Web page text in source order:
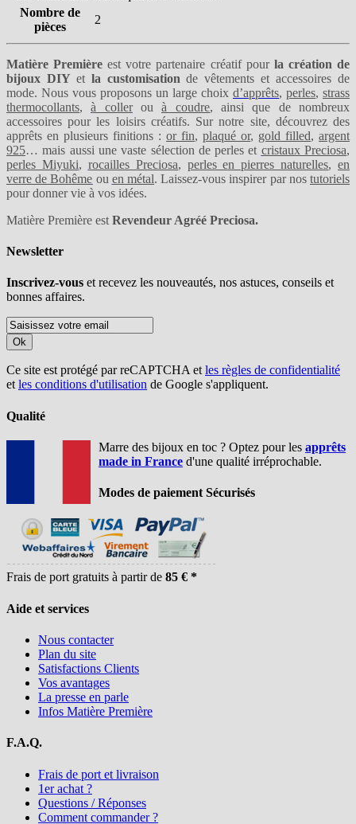
Nombre de
pièces
2
Matière Première est votre partenaire créatif pourla création de
bijoux DIY etla customisation de vêtements et accessoires de
mode. Nous vous proposons un large choix d’apprêts, perles, strass
thermocollants,à collerouà coudre, ainsi que de nombreux
accessoires pour les loisirs créatifs. Sur notre site, découvrez des
apprêts en plusieurs finitions : or fin, plaqué or, gold filled, argent
925… mais aussi une vaste sélection de perles et cristaux Preciosa,
perles Miyuki, rocailles Preciosa, perles en pierres naturelles, en
verre de Bohême ou en métal. Laissez-vous inspirer par nostutoriels
pour donner vie à vos idées.
Matière Première est Revendeur Agréé Preciosa.
Newsletter
Inscrivez-vous et recevez les nouveautés, nos astuces, conseils et
bonnes affaires.
Ok
Ce site est protégé par reCAPTCHA etles règles de confidentialité
etles conditions d'utilisation de Google s'appliquent.
Qualité
Marre des bijoux en toc ? Optez pour les apprêts
made in France d'une qualité irréprochable.
Modes de paiement Sécurisés
Frais de port gratuits à partir de 85 € *
Aide et services
Nous contacter
Plan du site
Satisfactions Clients
Vos avantages
La presse en parle
Infos Matière Première
F.A.Q.
Frais de port et livraison
1er achat ?
Questions / Réponses
Comment commander ?